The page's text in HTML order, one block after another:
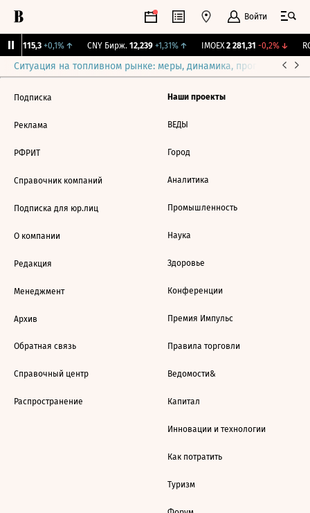
Войти
115,3 +0,1%↑ CNY Бирж. 12,239 +1,31%↑ IMOEX 2 281,31 -0,2%↓
Ситуация на топливном рынке: меры, динамика, прогнозы
Подписка
Реклама
РФРИТ
Справочник компаний
Подписка для юр.лиц
О компании
Редакция
Менеджмент
Архив
Обратная связь
Справочный центр
Распространение
Наши проекты
ВЕДЫ
Город
Аналитика
Промышленность
Наука
Здоровье
Конференции
Премия Импульс
Правила торговли
Ведомости&
Капитал
Инновации и технологии
Как потратить
Туризм